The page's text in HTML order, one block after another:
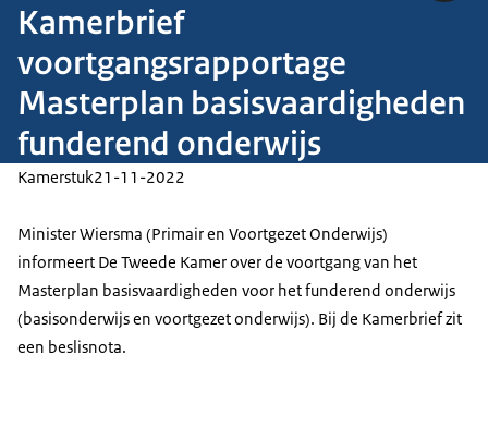
Kamerbrief
voortgangsrapportage
Masterplan basisvaardigheden
funderend onderwijs
Kamerstuk21-11-2022
Minister Wiersma (Primair en Voortgezet Onderwijs)
informeert De Tweede Kamer over de voortgang van het
Masterplan basisvaardigheden voor het funderend onderwijs
(basisonderwijs en voortgezet onderwijs). Bij de Kamerbrief zit
een beslisnota.